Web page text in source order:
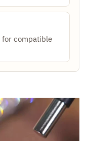
for compatible